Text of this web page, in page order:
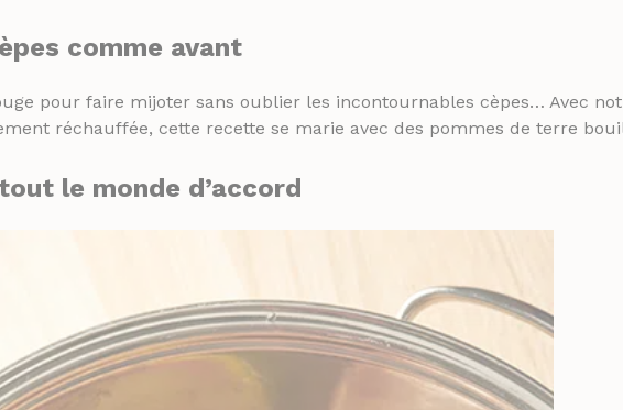
comme avant
pour faire mijoter sans oublier les incontournables cèpes… Avec
réchauffée, cette recette se marie avec des pommes de terre
le monde d’accord